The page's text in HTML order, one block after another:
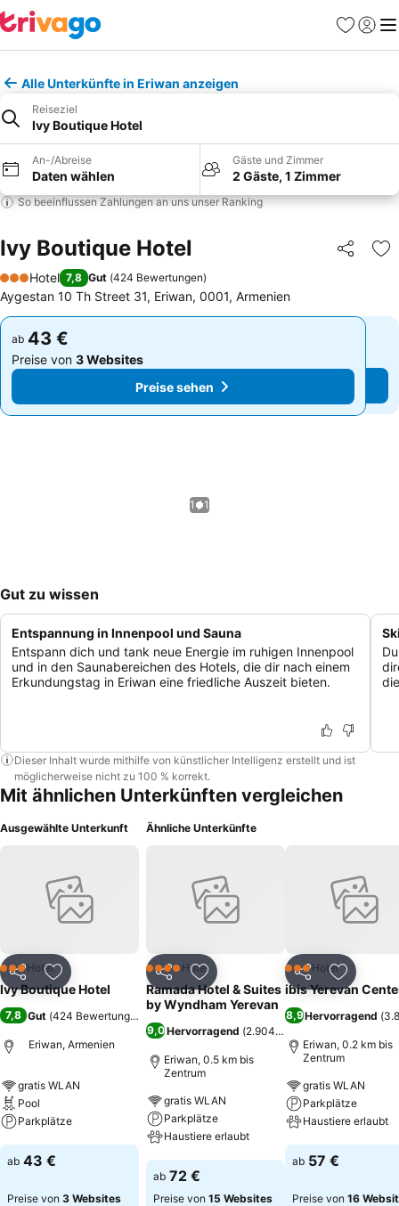
Favoriten
Alle Unterkünfte in Eriwan anzeigen
Reiseziel
Ivy Boutique Hotel
An-/Abreise
Daten wählen
Gäste und Zimmer
2 Gäste, 1 Zimmer
So beeinflussen Zahlungen an uns unser Ranking
Ivy Boutique Hotel Teilen
3 Sterne
Hotel 7,8 Gut (424 Bewertungen)
Aygestan 10 Th Street 31, Eriwan, 0001, Armenien
ab 43 €
Preise von 3 Websites
Preise sehen
ab 43 €
Preise von 3 Websites
Preise sehen
1 / 1
Gut zu wissen
Entspannung in Innenpool und Sauna
Entspann dich und tank neue Energie im ruhigen Innenpool
und in den Saunabereichen des Hotels, die dir nach einem
Erkundungstag in Eriwan eine friedliche Auszeit bieten.
Dieser Inhalt wurde mithilfe von künstlicher Intelligenz erstellt und ist
möglicherweise nicht zu 100 % korrekt.
Mit ähnlichen Unterkünften vergleichen
Ausgewählte Unterkunft
Teilen Zu Favoriten hinzufügen
3 SterneHotel
Ivy Boutique Hotel
7,8 Gut (424 Bewertungen
Eriwan, Armenien
gratis WLAN
Pool
Parkplätze
Preise sehen
ab 43 €
Preise von 3 Websites
Ähnliche Unterkünfte
Teilen Zu Favoriten hinzufügen
4 SterneHotel
Ramada Hotel & Suites
by Wyndham Yerevan
9,0Hervorragend (2.904 Bewertungen
Eriwan, 0.5 km bis
Zentrum
gratis WLAN
Parkplätze
Haustiere erlaubt
Preise sehen
ab 72 €
Preise von 15 Websites
Teilen Zu
3 SterneHotel
ibis Yerevan
8,9Hervorragend (
Eriwan, 0.2 km bis
Zentrum
gratis WLAN
Parkplätze
Haustiere erlaubt
Preise sehen
ab 57 €
Preise von 16